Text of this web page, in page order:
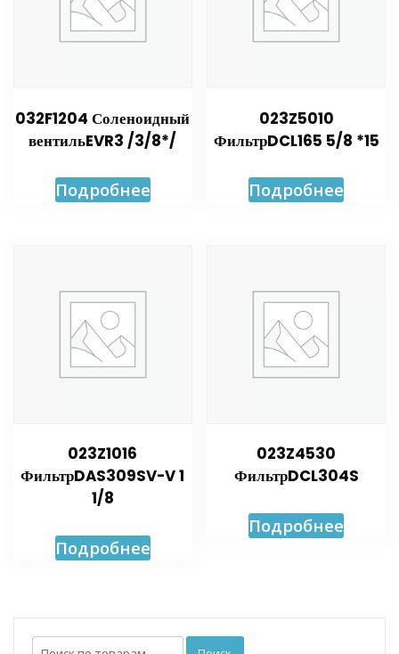
032F1204 Соленоидный
вентильEVR3 /3/8*/
Подробнее
023Z5010
ФильтрDCL165 5/8 *15
Подробнее
023Z1016
ФильтрDAS309SV-V 1
1/8
Подробнее
023Z4530
ФильтрDCL304S
Подробнее
Искать: